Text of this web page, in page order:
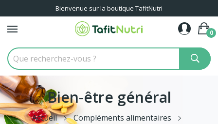
Bienvenue sur la boutique TafitNutri
0
Bien-être général
Accueil
Compléments alimentaires